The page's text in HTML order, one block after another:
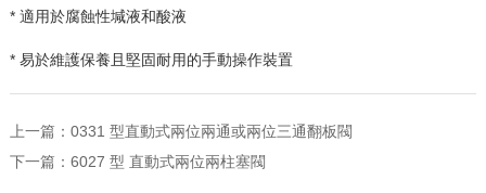
* 適用於腐蝕性堿液和酸液
* 易於維護保養且堅固耐用的手動操作裝置
上一篇： 0331 型直動式兩位兩通或兩位三通翻板閥
下一篇： 6027 型 直動式兩位兩柱塞閥